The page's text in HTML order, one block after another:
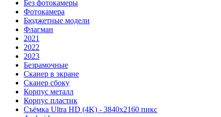
Без фотокамеры
Фотокамера
Бюджетные модели
Флагман
2021
2022
2023
Безрамочные
Сканер в экране
Сканер сбоку
Корпус металл
Корпус пластик
Съёмка Ultra HD (4K) - 3840x2160 пикс